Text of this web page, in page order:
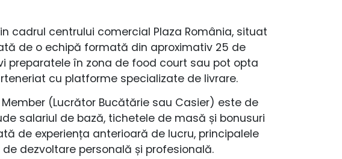
cadrul centrului comercial Plaza România, situat
de o echipă formată din aproximativ 25 de
preparatele în zona de food court sau pot opta
cu platforme specializate de livrare.
(Lucrător Bucătărie sau Casier) este de
salariul de bază, tichetele de masă și bonusuri
de experiența anterioară de lucru, principalele
dezvoltare personală și profesională.